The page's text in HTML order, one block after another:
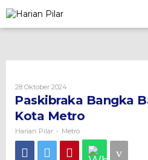
to
content
28 Oktober 2024Oleh
Harian
Pilar
Paskibraka Bangka
Kota Metro
Harian Pilar - Metro